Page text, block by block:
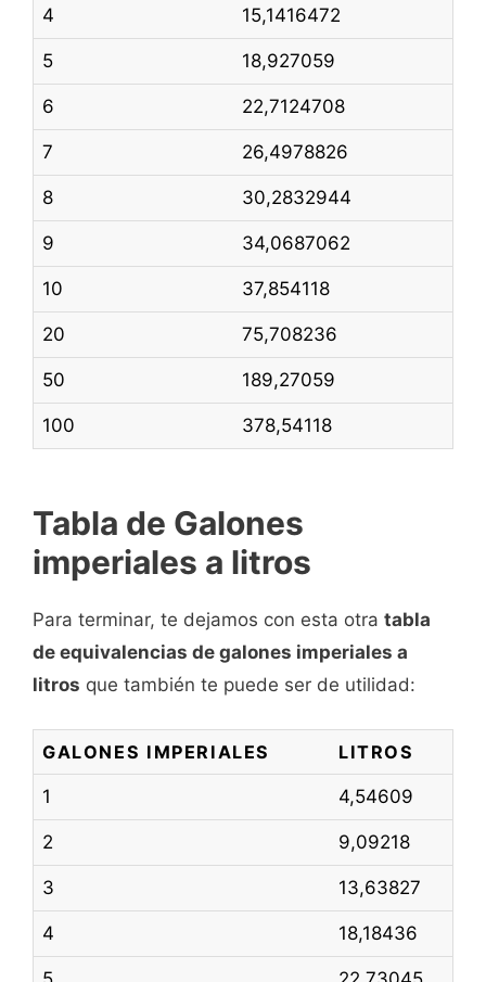
4 15,1416472
5 18,927059
6 22,7124708
7 26,4978826
8 30,2832944
9 34,0687062
10 37,854118
20 75,708236
50 189,27059
100 378,54118
Tabla de Galones
imperiales a litros
Para terminar, te dejamos con esta otra tabla
de equivalencias de galones imperiales a
litros que también te puede ser de utilidad:
GALONES IMPERIALES LITROS
1 4,54609
2 9,09218
3 13,63827
4 18,18436